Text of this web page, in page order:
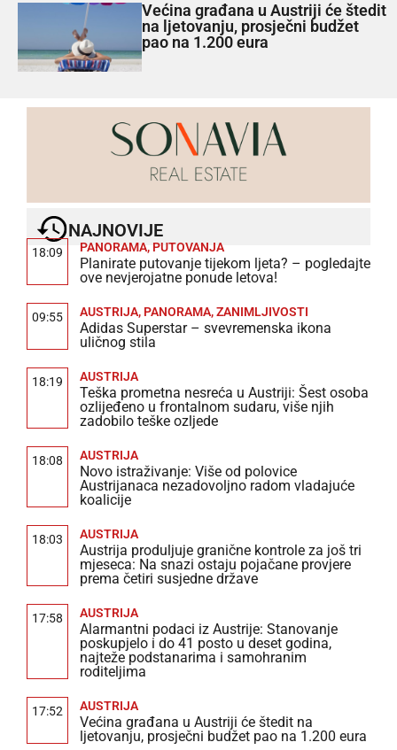
Većina građana u Austriji će štedit
na ljetovanju, prosječni budžet
pao na 1.200 eura
NAJNOVIJE
18:09 PANORAMA, PUTOVANJA
Planirate putovanje tijekom ljeta? – pogledajte
ove nevjerojatne ponude letova!
09:55 AUSTRIJA, PANORAMA,ZANIMLJIVOSTI
Adidas Superstar – svevremenska ikona
uličnog stila
18:19 AUSTRIJA
Teška prometna nesreća u Austriji: Šest osoba
ozlijeđeno u frontalnom sudaru, više njih
zadobilo teške ozljede
18:08 AUSTRIJA
Novo istraživanje: Više od polovice
Austrijanaca nezadovoljno radom vladajuće
koalicije
18:03 AUSTRIJA
Austrija produljuje granične kontrole za još tri
mjeseca: Na snazi ostaju pojačane provjere
prema četiri susjedne države
17:58 AUSTRIJA
Alarmantni podaci iz Austrije: Stanovanje
poskupjelo i do 41 posto u deset godina,
najteže podstanarima i samohranim
roditeljima
17:52 AUSTRIJA
Većina građana u Austriji će štedit na
ljetovanju, prosječni budžet pao na 1.200 eura